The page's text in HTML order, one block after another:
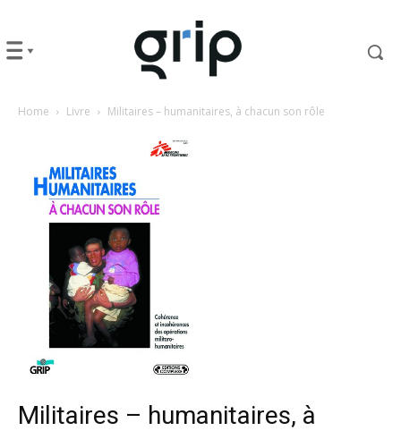
Home Livre Militaires – humanitaires, à chacun son rôle
Militaires – humanitaires, à